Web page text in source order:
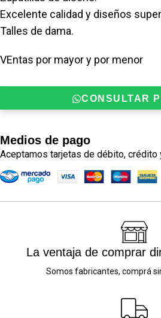
Excelente calidad y diseños
Talles de dama.
VEntas por mayor y por menor
CONSULTAR
Medios de pago
Aceptamos tarjetas de débito, crédito
La ventaja de comprar
Somos fabricantes, comprá